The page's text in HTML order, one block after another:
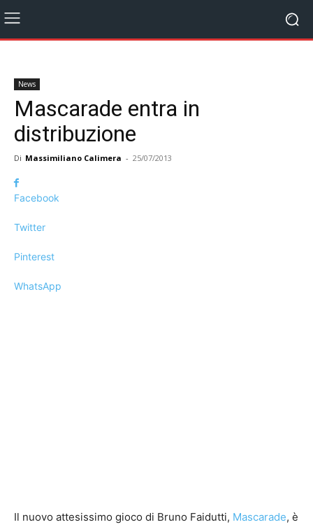
News
Mascarade entra in
distribuzione
Di Massimiliano Calimera - 25/07/2013
Facebook
Twitter
Pinterest
WhatsApp
Il nuovo attesissimo gioco di Bruno Faidutti, Mascarade, è